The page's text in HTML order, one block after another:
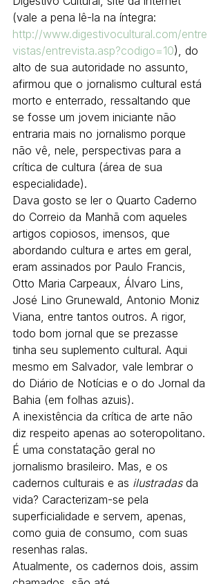
(vale a pena lê-la na íntegra:
http://www.digestivocultural.com/entre
vistas/entrevista.asp?codigo=10), do
alto de sua autoridade no assunto,
afirmou que o jornalismo cultural está
morto e enterrado, ressaltando que
se fosse um jovem iniciante não
entraria mais no jornalismo porque
não vê, nele, perspectivas para a
crítica de cultura (área de sua
especialidade).
Dava gosto se ler o Quarto Caderno
do Correio da Manhã com aqueles
artigos copiosos, imensos, que
abordando cultura e artes em geral,
eram assinados por Paulo Francis,
Otto Maria Carpeaux, Álvaro Lins,
José Lino Grunewald, Antonio Moniz
Viana, entre tantos outros. A rigor,
todo bom jornal que se prezasse
tinha seu suplemento cultural. Aqui
mesmo em Salvador, vale lembrar o
do Diário de Notícias e o do Jornal da
Bahia (em folhas azuis).
A inexistência da crítica de arte não
diz respeito apenas ao soteropolitano.
É uma constatação geral no
jornalismo brasileiro. Mas, e os
cadernos culturais e as ilustradas da
vida? Caracterizam-se pela
superficialidade e servem, apenas,
como guia de consumo, com suas
resenhas ralas.
Atualmente, os cadernos dois, assim